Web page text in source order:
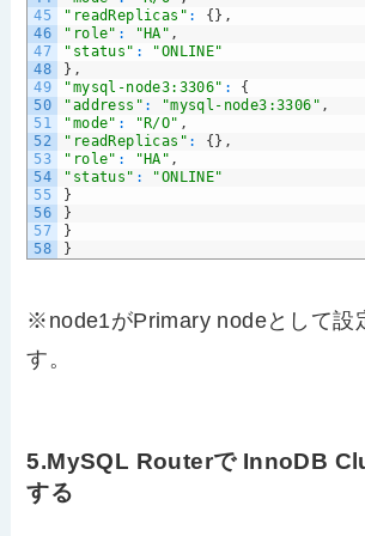
45
46
47
48
49
50
51
52
53
54
55
56
57
58
"readReplicas" : {} ,
"role" : "HA" ,
"status" :
"ONLINE"
} ,
"mysql-node3:3306" :
{
"address" : "mysql-node3:3306" ,
"mode" : "R/O" ,
"readReplicas" : {} ,
"role" : "HA" ,
"status" :
"ONLINE"
}
}
}
}
※node1がPrimary nodeとして設
す。
5.MySQL Routerで InnoDB
する